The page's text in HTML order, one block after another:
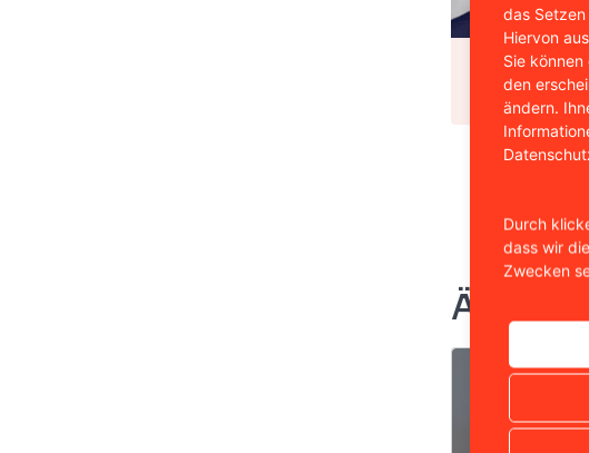
das
Hiervon
Sie
den
ändern.
Durch
dass wir
Zwecken